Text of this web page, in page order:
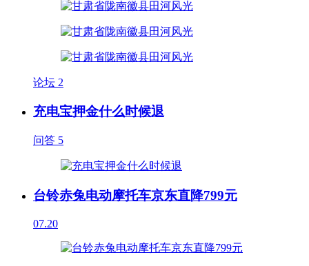
论坛 2
充电宝押金什么时候退
问答 5
台铃赤兔电动摩托车京东直降799元
07.20